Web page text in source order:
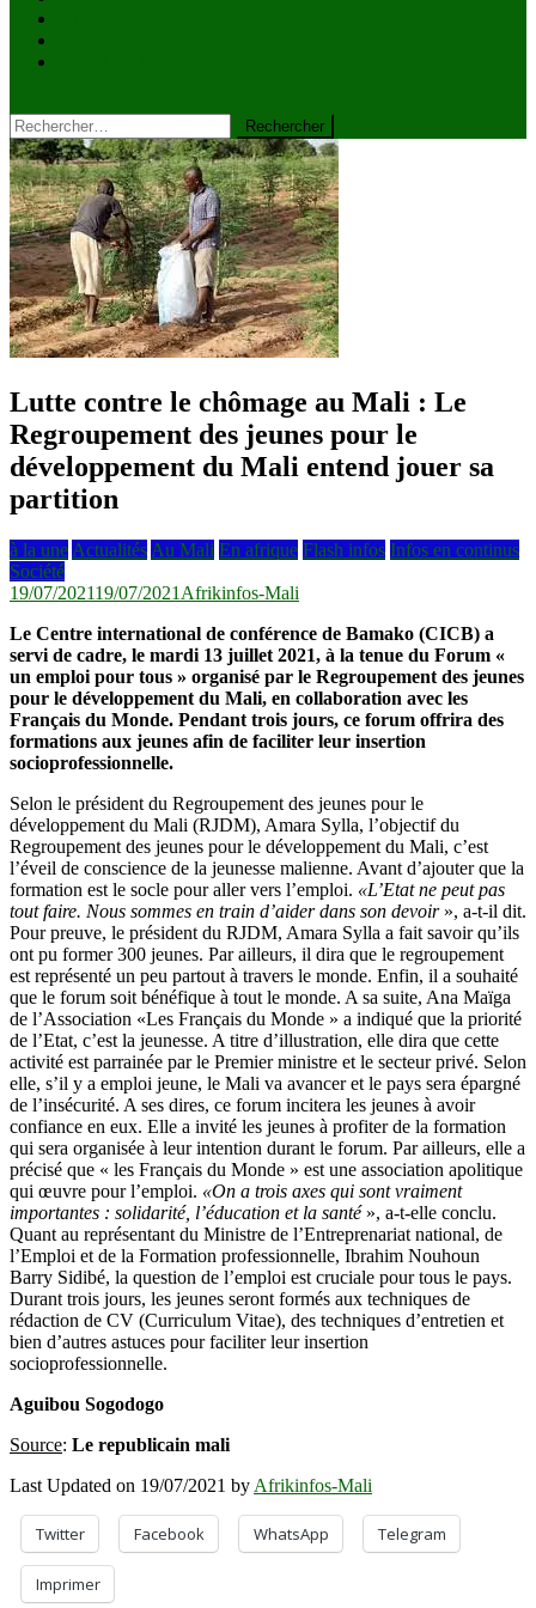
Rechercher :
Lutte contre le chômage au Mali : Le
Regroupement des jeunes pour le
développement du Mali entend jouer sa
partition
à la une Actualités Au Mali En afrique Flash infos Infos en continus
Société
19/07/202119/07/2021 Afrikinfos-Mali
Le Centre international de conférence de Bamako (CICB) a
servi de cadre, le mardi 13 juillet 2021, à la tenue du Forum «
un emploi pour tous » organisé par le Regroupement des jeunes
pour le développement du Mali, en collaboration avec les
Français du Monde. Pendant trois jours, ce forum offrira des
formations aux jeunes afin de faciliter leur insertion
socioprofessionnelle.
Selon le président du Regroupement des jeunes pour le
développement du Mali (RJDM), Amara Sylla, l’objectif du
Regroupement des jeunes pour le développement du Mali, c’est
l’éveil de conscience de la jeunesse malienne. Avant d’ajouter que la
formation est le socle pour aller vers l’emploi. «L’Etat ne peut pas
tout faire. Nous sommes en train d’aider dans son devoir », a-t-il dit.
Pour preuve, le président du RJDM, Amara Sylla a fait savoir qu’ils
ont pu former 300 jeunes. Par ailleurs, il dira que le regroupement
est représenté un peu partout à travers le monde. Enfin, il a souhaité
que le forum soit bénéfique à tout le monde. A sa suite, Ana Maïga
de l’Association «Les Français du Monde » a indiqué que la priorité
de l’Etat, c’est la jeunesse. A titre d’illustration, elle dira que cette
activité est parrainée par le Premier ministre et le secteur privé. Selon
elle, s’il y a emploi jeune, le Mali va avancer et le pays sera épargné
de l’insécurité. A ses dires, ce forum incitera les jeunes à avoir
confiance en eux. Elle a invité les jeunes à profiter de la formation
qui sera organisée à leur intention durant le forum. Par ailleurs, elle a
précisé que « les Français du Monde » est une association apolitique
qui œuvre pour l’emploi. «On a trois axes qui sont vraiment
importantes : solidarité, l’éducation et la santé», a-t-elle conclu.
Quant au représentant du Ministre de l’Entreprenariat national, de
l’Emploi et de la Formation professionnelle, Ibrahim Nouhoun
Barry Sidibé, la question de l’emploi est cruciale pour tous le pays.
Durant trois jours, les jeunes seront formés aux techniques de
rédaction de CV (Curriculum Vitae), des techniques d’entretien et
bien d’autres astuces pour faciliter leur insertion
socioprofessionnelle.
Aguibou Sogodogo
Source: Le republicain mali
Last Updated on 19/07/2021 by Afrikinfos-Mali
Twitter Facebook WhatsApp Telegram
Imprimer